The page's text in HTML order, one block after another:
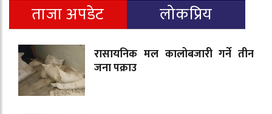
ताजा अपडेट लोकप्रिय
रासायनिक मल कालोबजारी गर्ने तीन
जना पक्राउ